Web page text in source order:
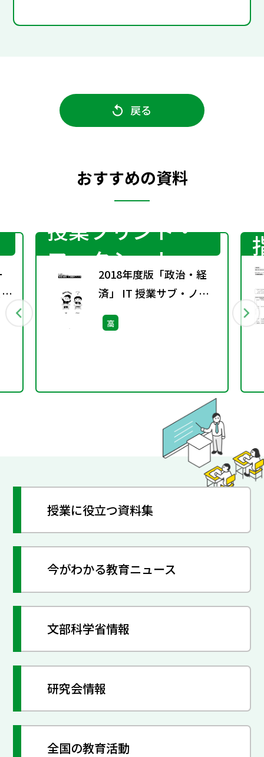
戻る
おすすめの資料
授業プリント・
ワークシート
2018年度版「政治・経
済」 IT 授業サブ・ノー
ト（『政治・経済』［2
東書・政治・経済311］
高
授業に役立つ資料集
今がわかる教育ニュース
文部科学省情報
研究会情報
全国の教育活動